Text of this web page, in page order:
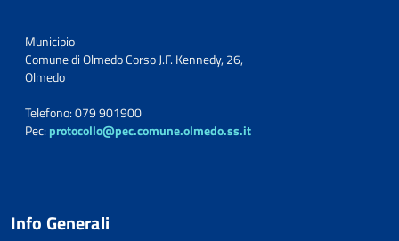
Municipio
Comune di Olmedo Corso J.F. Kennedy, 26,
Olmedo
Telefono: 079 901900
Pec: protocollo@pec.comune.olmedo.ss.it
Info Generali